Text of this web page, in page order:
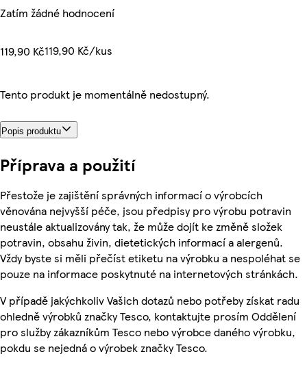
Zatím žádné hodnocení
119,90 Kč119,90 Kč/kus
Tento produkt je momentálně nedostupný.
Popis produktu
Příprava a použití
Přestože je zajištění správných informací o výrobcích
věnována nejvyšší péče, jsou předpisy pro výrobu potravin
neustále aktualizovány tak, že může dojít ke změně složek
potravin, obsahu živin, dietetických informací a alergenů.
Vždy byste si měli přečíst etiketu na výrobku a nespoléhat se
pouze na informace poskytnuté na internetových stránkách.
V případě jakýchkoliv Vašich dotazů nebo potřeby získat radu
ohledně výrobků značky Tesco, kontaktujte prosím Oddělení
pro služby zákazníkům Tesco nebo výrobce daného výrobku,
pokdu se nejedná o výrobek značky Tesco.